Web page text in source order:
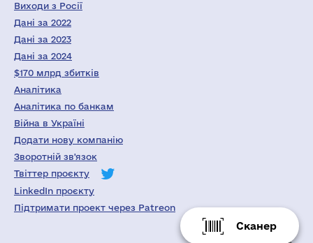
Сканер
Виходи з Росії
Дані за 2022
Дані за 2023
Дані за 2024
$170 млрд збитків
Аналітика
Аналітика по банкам
Війна в Україні
Додати нову компанію
Зворотній зв'язок
Твіттер проєкту
LinkedIn проєкту
Підтримати проект через Patreon